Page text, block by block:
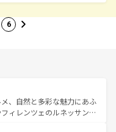
6
、自然と多彩な魅力にあふ
ィレンツェのルネッサンス